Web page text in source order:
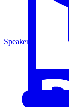
Speakers